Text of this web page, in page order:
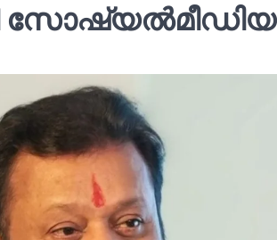
സോഷ്യല്‍മീഡിയ